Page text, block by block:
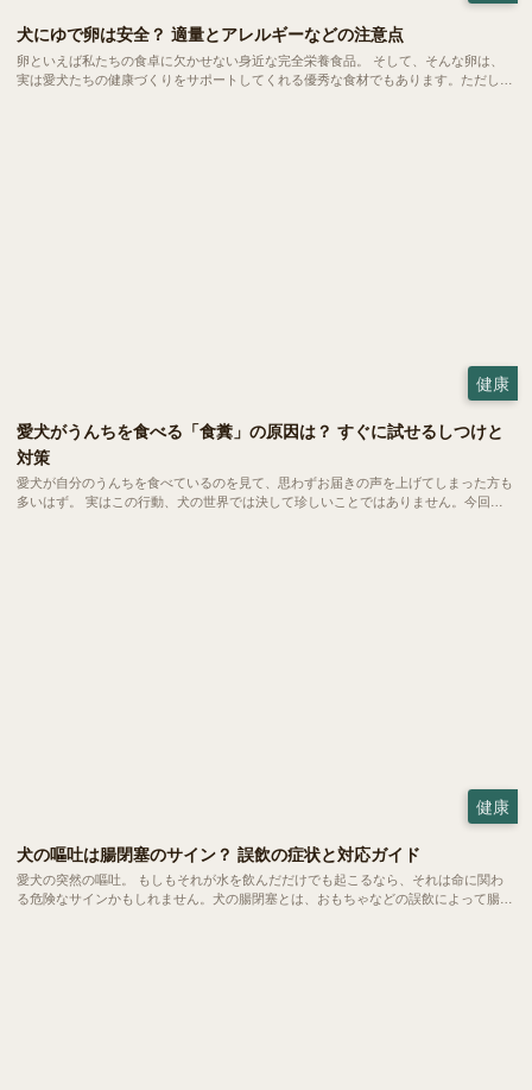
犬にゆで卵は安全？ 適量とアレルギーなどの注意点
卵といえば私たちの食卓に欠かせない身近な完全栄養食品。 そして、そんな卵は、
実は愛犬たちの健康づくりをサポートしてくれる優秀な食材でもあります。ただし、
健康
愛犬がうんちを食べる「食糞」の原因は？ すぐに試せるしつけと
対策
愛犬が自分のうんちを食べているのを見て、思わずお届きの声を上げてしまった方も
多いはず。 実はこの行動、犬の世界では決して珍しいことではありません。今回
健康
犬の嘔吐は腸閉塞のサイン？ 誤飲の症状と対応ガイド
愛犬の突然の嘔吐。 もしもそれが水を飲んだだけでも起こるなら、それは命に関わ
る危険なサインかもしれません。犬の腸閉塞とは、おもちゃなどの誤飲によって腸が